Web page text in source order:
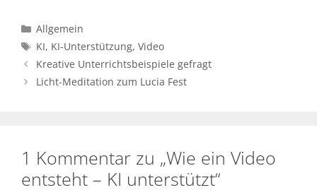
Kategorien
Allgemein
Schlagwörter
KI, KI-Unterstützung,Video
Kreative Unterrichtsbeispiele gefragt
Licht-Meditation zum Lucia Fest
1 Kommentar zu „Wie ein Video
entsteht – KI unterstützt“